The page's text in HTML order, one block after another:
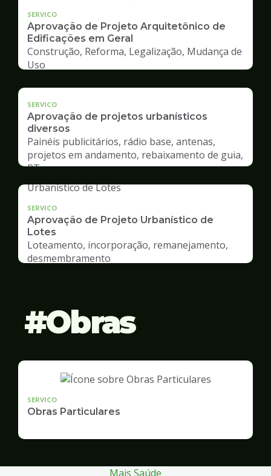
SERVICO
Aprovação de Projeto Arquitetônico de
Edificações em Geral
Construção, Reforma, Legalização, Mudança de
Uso
SERVICO
Aprovação de projetos urbanísticos
diversos
Painéis publicitários, rádio base, antenas,
projetos em andamento, rebaixamento de guia,
RT
SERVICO
Aprovação de Projeto Urbanístico de
Lotes
Loteamento, incorporação, remanejamento,
desmembramento
Obras
SERVICO
Obras Particulares
Mais Saúde